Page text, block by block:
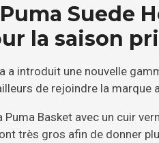
Suede
la saison
a introduit une nouvelle
de rejoindre la marque
Basket avec un cuir
très gros afin de donner